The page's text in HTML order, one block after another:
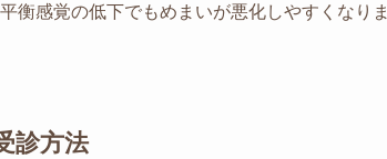
衡感覚の低下でもめまいが悪化しやすくなりま
診方法